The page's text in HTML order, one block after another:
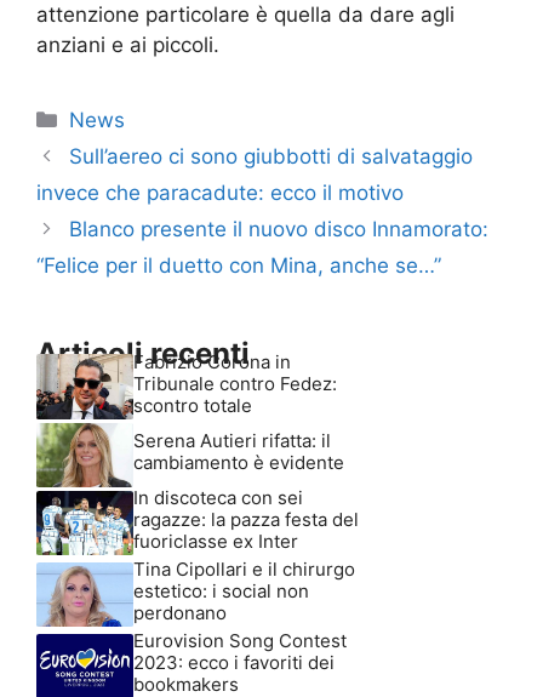
attenzione particolare è quella da dare agli
anziani e ai piccoli.
Categorie
News
Sull’aereo ci sono giubbotti di salvataggio
invece che paracadute: ecco il motivo
Blanco presente il nuovo disco Innamorato:
“Felice per il duetto con Mina, anche se…”
Articoli recenti
Fabrizio Corona in
Tribunale contro Fedez:
scontro totale
Serena Autieri rifatta: il
cambiamento è evidente
In discoteca con sei
ragazze: la pazza festa del
fuoriclasse ex Inter
Tina Cipollari e il chirurgo
estetico: i social non
perdonano
Eurovision Song Contest
2023: ecco i favoriti dei
bookmakers